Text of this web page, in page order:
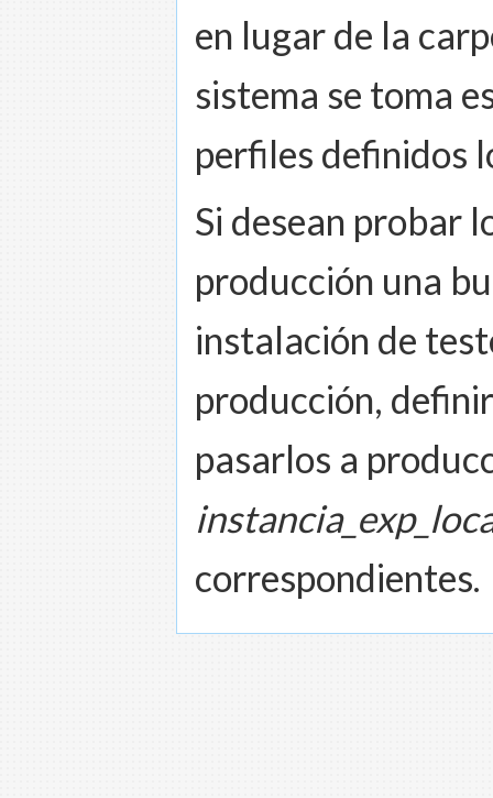
en lugar de la
sistema se toma
perfiles definidos
Si desean probar
producción una
instalación de
producción,
pasarlos a
correspondientes.